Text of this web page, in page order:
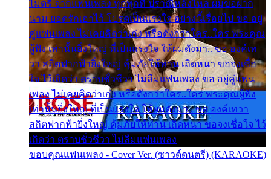
ไมตรี จากแฟนเพลง ทุกทุกที่ ปราณีหลั่งไหล ผมขอฝาก
นาม ยอดรักเอาไว้ โปรดเป็นแรงใจ อย่างนี้เรื่อยไป ขอ อยู่
คู่แฟนเพลง ไม่เคยคิดว่าเก่ง หรือดังกว่าใคร..ใคร พระคุณ
ผู้ฟัง เท่านั้นยิ่งใหญ่ ที่เป็นแรงใจ ให้ผมดังมา.. ขอ องค์เท
วา สถิตฟากฟ้ายิ่งใหญ่ คุ้มภัยให้ท่าน เถิดหนา ขอจงเชื่อ
ใจ ไว้เถิดว่า ตราบชั่วชีวา ไม่ลืมแฟนเพลง ขอ อยู่คู่แฟน
เพลง ไม่เคยคิดว่าเก่ง หรือดังกว่าใคร..ใคร พระคุณผู้ฟัง
เท่านั้นยิ่งใหญ่ ที่เป็นแรงใจ ให้ผมดังมา.. ขอ องค์เทวา
สถิตฟากฟ้ายิ่งใหญ่ คุ้มภัยให้ท่าน เถิดหนา ขอจงเชื่อใจ ไว้
เถิดว่า ตราบชั่วชีวา ไม่ลืมแฟนเพลง
ขอบคุณแฟนเพลง - Cover Ver. (ซาวด์ดนตรี) (KARAOKE)